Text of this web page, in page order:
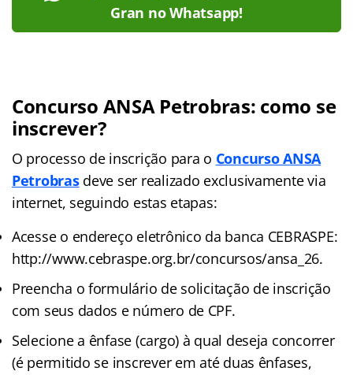
Gran no Whatsapp!
Concurso ANSA Petrobras: como se
inscrever?
O processo de inscrição para o Concurso ANSA
Petrobrasdeve ser realizado exclusivamente via
internet, seguindo estas etapas:
Acesse o endereço eletrônico da banca CEBRASPE:
http://www.cebraspe.org.br/concursos/ansa_26.
Preencha o formulário de solicitação de inscrição
com seus dados e número de CPF.
Selecione a ênfase (cargo) à qual deseja concorrer
(é permitido se inscrever em até duas ênfases,